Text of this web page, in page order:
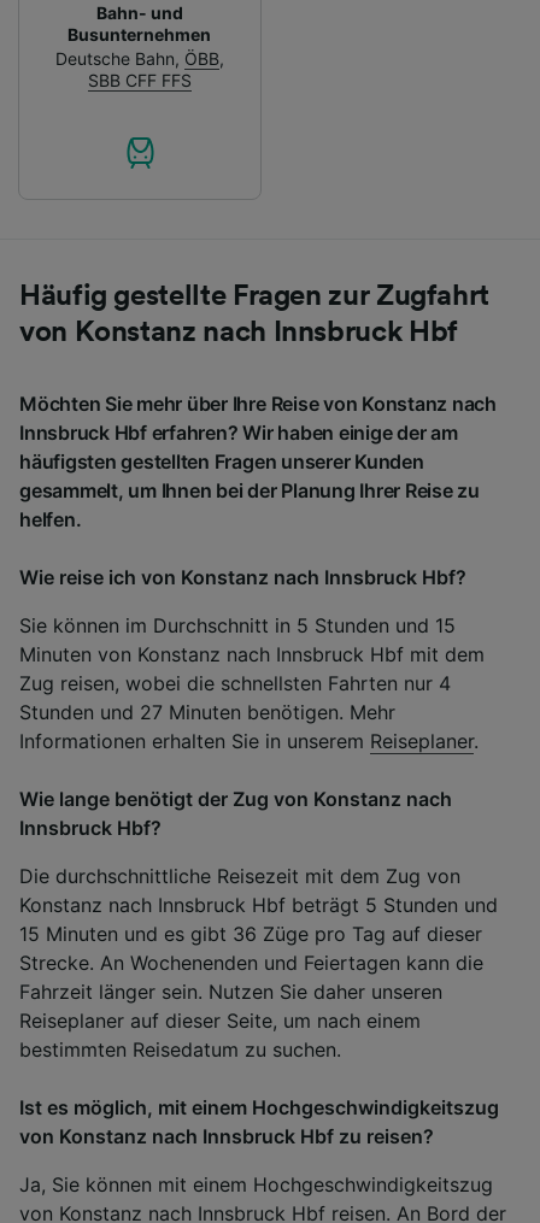
Bahn- und
Busunternehmen
Deutsche Bahn, ÖBB,
SBB CFF FFS
Häufig gestellte Fragen zur Zugfahrt
von Konstanz nach Innsbruck Hbf
Möchten Sie mehr über Ihre Reise von Konstanz nach
Innsbruck Hbf erfahren? Wir haben einige der am
häufigsten gestellten Fragen unserer Kunden
gesammelt, um Ihnen bei der Planung Ihrer Reise zu
helfen.
Wie reise ich von Konstanz nach Innsbruck Hbf?
Sie können im Durchschnitt in 5 Stunden und 15
Minuten von Konstanz nach Innsbruck Hbf mit dem
Zug reisen, wobei die schnellsten Fahrten nur 4
Stunden und 27 Minuten benötigen. Mehr
Informationen erhalten Sie in unserem Reiseplaner.
Wie lange benötigt der Zug von Konstanz nach
Innsbruck Hbf?
Die durchschnittliche Reisezeit mit dem Zug von
Konstanz nach Innsbruck Hbf beträgt 5 Stunden und
15 Minuten und es gibt 36 Züge pro Tag auf dieser
Strecke. An Wochenenden und Feiertagen kann die
Fahrzeit länger sein. Nutzen Sie daher unseren
Reiseplaner auf dieser Seite, um nach einem
bestimmten Reisedatum zu suchen.
Ist es möglich, mit einem Hochgeschwindigkeitszug
von Konstanz nach Innsbruck Hbf zu reisen?
Ja, Sie können mit einem Hochgeschwindigkeitszug
von Konstanz nach Innsbruck Hbf reisen. An Bord der